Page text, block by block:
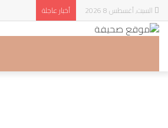
السبت, أغسطس 8 2026 أخبار عاجلة